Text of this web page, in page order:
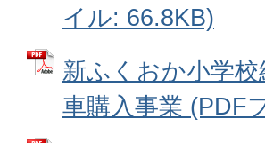
イル: 66.8KB)
新ふくおか小学
車購入事業 (PDF